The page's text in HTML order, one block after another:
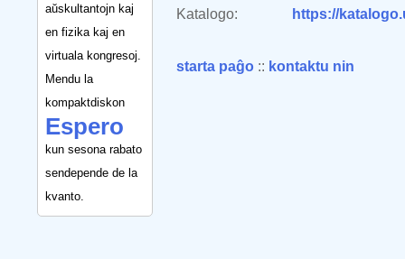
aŭskultantojn kaj
en fizika kaj en
virtuala kongresoj.
Mendu la
kompaktdiskon
Espero
kun sesona rabato
sendepende de la
kvanto.
Katalogo:
https://
starta paĝo :: kontaktu nin